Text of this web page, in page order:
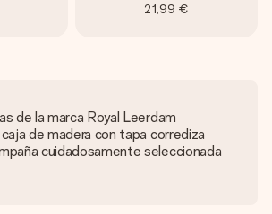
21,99 €
de la marca Royal Leerdam
de madera con tapa corrediza
cuidadosamente seleccionada